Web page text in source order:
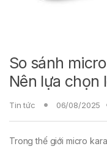
So sánh
Nên lựa chọn
Tin tức 06/08/2025
Trong thế giới micro